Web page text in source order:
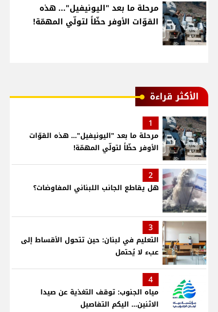
مرحلة ما بعد "اليونيفيل"... هذه
القوّات الأوفر حظّاً لتولّي المهمّة!
الأكثر قراءة
1
مرحلة ما بعد "اليونيفيل"... هذه القوّات
الأوفر حظّاً لتولّي المهمّة!
2
هل يقاطع الجانب اللبناني المفاوضات؟
3
التعليم في لبنان: حين تتحول الأقساط إلى
عبء لا يُحتمل
4
مياه الجنوب: توقف التغذية عن صيدا
الاثنين... اليكم التفاصيل